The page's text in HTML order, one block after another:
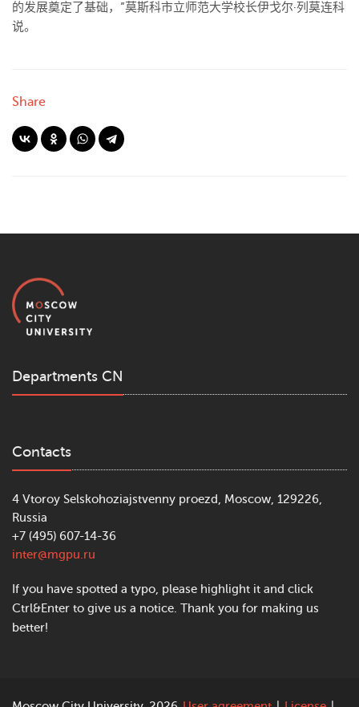
的发展奠定了基础，”莫斯科市立师范大学校长伊戈尔·列莫连科
说。
Share
Departments CN
Contacts
4 Vtoroy Selskohoziajstvenny proezd, Moscow, 129226,
Russia
+7 (495) 607-14-36
inter@mgpu.ru
If you have spotted a typo, please highlight it and click
Ctrl&Enter to give us a notice. Thank you for making us
better!